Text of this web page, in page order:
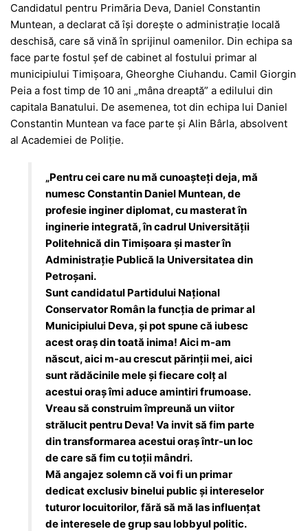
Candidatul pentru Primăria Deva, Daniel Constantin
Muntean, a declarat că își dorește o administrație locală
deschisă, care să vină în sprijinul oamenilor. Din echipa sa
face parte fostul șef de cabinet al fostului primar al
municipiului Timișoara, Gheorghe Ciuhandu. Camil Giorgin
Peia a fost timp de 10 ani „mâna dreaptă” a edilului din
capitala Banatului. De asemenea, tot din echipa lui Daniel
Constantin Muntean va face parte și Alin Bârla, absolvent
al Academiei de Poliție.
„Pentru cei care nu mă cunoașteți deja, mă
numesc Constantin Daniel Muntean, de
profesie inginer diplomat, cu masterat în
inginerie integrată, în cadrul Universității
Politehnică din Timișoara și master în
Administrație Publică la Universitatea din
Petroșani.
Sunt candidatul Partidului Național
Conservator Român la funcția de primar al
Municipiului Deva, și pot spune că iubesc
acest oraș din toată inima! Aici m-am
născut, aici m-au crescut părinții mei, aici
sunt rădăcinile mele și fiecare colț al
acestui oraș îmi aduce amintiri frumoase.
Vreau să construim împreună un viitor
strălucit pentru Deva! Va invit să fim parte
din transformarea acestui oraș într-un loc
de care să fim cu toții mândri.
Mă angajez solemn că voi fi un primar
dedicat exclusiv binelui public și intereselor
tuturor locuitorilor, fără să mă las influențat
de interesele de grup sau lobbyul politic.